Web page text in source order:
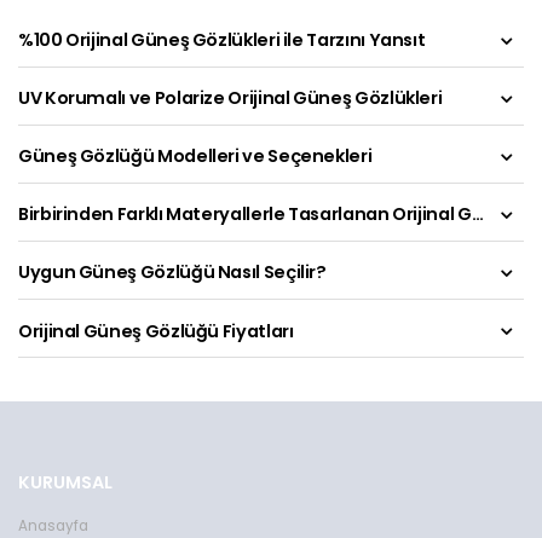
%100 Orijinal Güneş Gözlükleri ile Tarzını Yansıt
UV Korumalı ve Polarize Orijinal Güneş Gözlükleri
Güneş Gözlüğü Modelleri ve Seçenekleri
Birbirinden Farklı Materyallerle Tasarlanan Orijinal Güneş Gözlükleri
Uygun Güneş Gözlüğü Nasıl Seçilir?
Orijinal Güneş Gözlüğü Fiyatları
KURUMSAL
Anasayfa